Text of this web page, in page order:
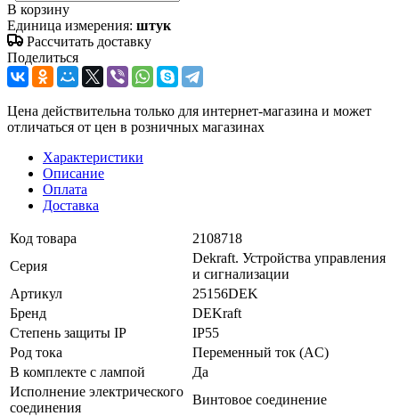
В корзину
Единица измерения: штук
Рассчитать доставку
Поделиться
Цена действительна только для интернет-магазина и может
отличаться от цен в розничных магазинах
Характеристики
Описание
Оплата
Доставка
Код товара
2108718
Серия
Dekraft. Устройства управления
и сигнализации
Артикул
25156DEK
Бренд
DEKraft
Степень защиты IP
IP55
Род тока
Переменный ток (AC)
В комплекте с лампой
Да
Исполнение электрического
соединения
Винтовое соединение